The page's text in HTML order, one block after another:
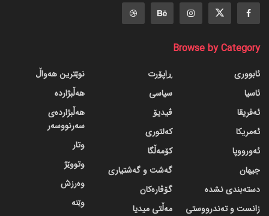
Browse by Category
ئابووری
ئاسیا
ئەفریقا
ئەمریکا
ئەورووپا
جیهان
دسته‌بندی نشده
زانست و تەندرووستی
ڕاپۆرت
سیاسی
ڤیدیۆ
کەلتوری
کۆمەڵگا
گه‌شت و گه‌شتیاری
گۆڤاره‌کان
مەڵتی میدیا
نوێترین هەواڵ
هەڵبژاردە
هەڵبژاردەی
سەرنووسەر
وتار
وتووێژ
وەرزش
وێنە